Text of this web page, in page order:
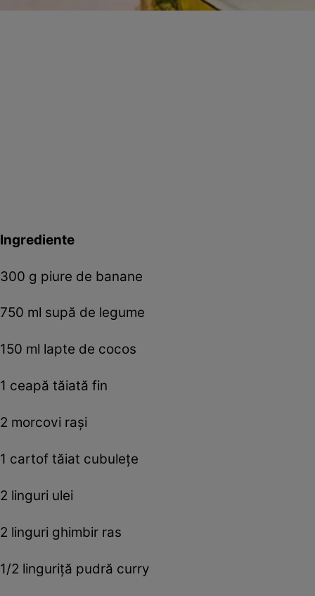
Ingrediente
300 g piure de banane
750 ml supă de legume
150 ml lapte de cocos
1 ceapă tăiată fin
2 morcovi rași
1 cartof tăiat cubulețe
2 linguri ulei
2 linguri ghimbir ras
1/2 linguriță pudră curry